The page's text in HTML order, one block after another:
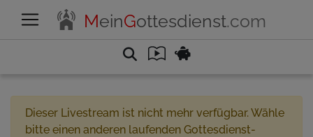
MeinGottesdienst.com
Dieser Livestream ist nicht mehr verfügbar. Wähle
bitte einen anderen laufenden Gottesdienst-